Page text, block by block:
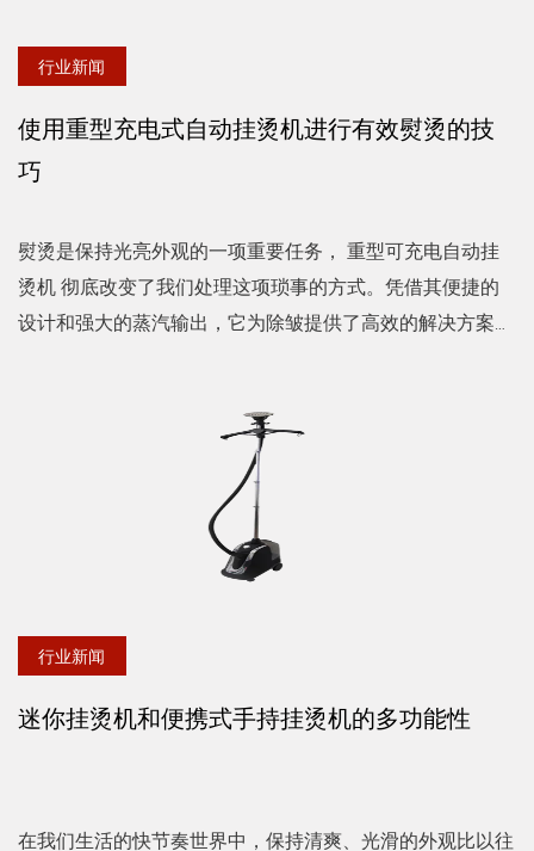
行业新闻
使用重型充电式自动挂烫机进行有效熨烫的技
巧
熨烫是保持光亮外观的一项重要任务， 重型可充电自动挂
烫机 彻底改变了我们处理这项琐事的方式。凭借其便捷的
设计和强大的蒸汽输出，它为除皱提供了高效的解决方案。
行业新闻
迷你挂烫机和便携式手持挂烫机的多功能性
在我们生活的快节奏世界中，保持清爽、光滑的外观比以往